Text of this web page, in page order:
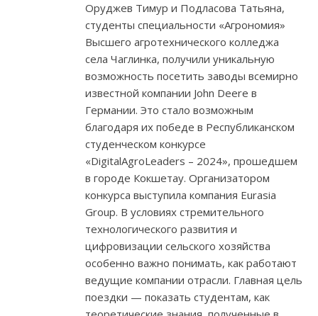
Оруджев Тимур и Подласова Татьяна,
студенты специальности «Агрономия»
Высшего агротехнического колледжа
села Чаглинка, получили уникальную
возможность посетить заводы всемирно
известной компании John Deere в
Германии. Это стало возможным
благодаря их победе в Республиканском
студенческом конкурсе
«DigitalAgroLeaders – 2024», прошедшем
в городе Кокшетау. Организатором
конкурса выступила компания Eurasia
Group. В условиях стремительного
технологического развития и
цифровизации сельского хозяйства
особенно важно понимать, как работают
ведущие компании отрасли. Главная цель
поездки — показать студентам, как